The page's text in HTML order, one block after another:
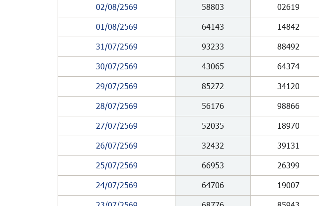
02/08/2569
58803 02619
01/08/2569
64143 14842
31/07/2569
93233 88492
30/07/2569
43065 64374
29/07/2569
85272 34120
28/07/2569
56176 98866
27/07/2569
52035 18970
26/07/2569
32432 39131
25/07/2569
66953 26399
24/07/2569
64706 19007